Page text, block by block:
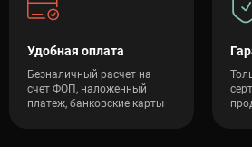
Удобная оплата
Безналичный расчет на
счет ФОП, наложенный
платеж, банковские карты